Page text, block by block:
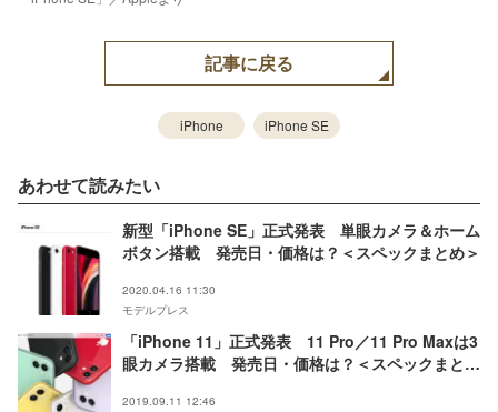
記事に戻る
iPhone iPhone SE
あわせて読みたい
新型「iPhone SE」正式発表 単眼カメラ＆ホーム
ボタン搭載 発売日・価格は？＜スペックまとめ＞
2020.04.16 11:30
モデルプレス
「iPhone 11」正式発表 11 Pro／11 Pro Maxは3
眼カメラ搭載 発売日・価格は？＜スペックまとめ
2019.09.11 12:46